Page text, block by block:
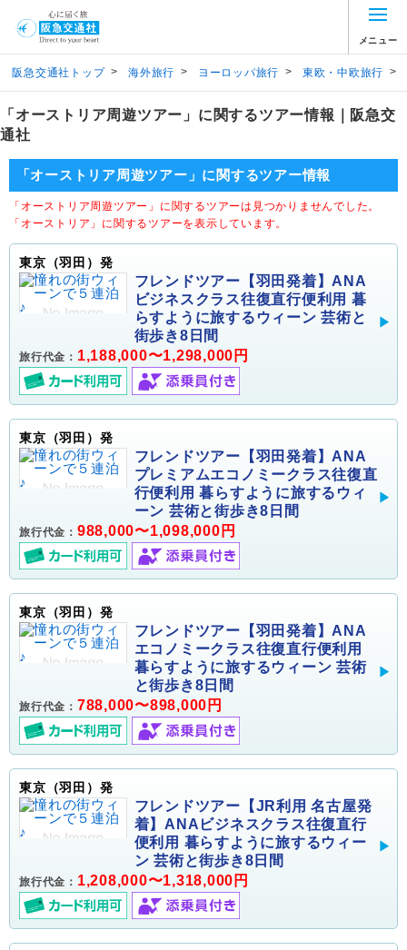
メニュー
阪急交通社トップ > 海外旅行 > ヨーロッパ旅行 > 東欧・中欧旅行 >
「オーストリア周遊ツアー」に関するツアー情報｜阪急交
通社
「オーストリア周遊ツアー」に関するツアー情報
「オーストリア周遊ツアー」に関するツアーは見つかりませんでした。
「オーストリア」に関するツアーを表示しています。
東京（羽田）発
フレンドツアー【羽田発着】ANA
ビジネスクラス往復直行便利用 暮
らすように旅するウィーン 芸術と
街歩き8日間
旅行代金： 1,188,000〜1,298,000円
東京（羽田）発
フレンドツアー【羽田発着】ANA
プレミアムエコノミークラス往復直
行便利用 暮らすように旅するウィ
ーン 芸術と街歩き8日間
旅行代金： 988,000〜1,098,000円
東京（羽田）発
フレンドツアー【羽田発着】ANA
エコノミークラス往復直行便利用
暮らすように旅するウィーン 芸術
と街歩き8日間
旅行代金： 788,000〜898,000円
東京（羽田）発
フレンドツアー【JR利用 名古屋発
着】ANAビジネスクラス往復直行
便利用 暮らすように旅するウィー
ン 芸術と街歩き8日間
旅行代金： 1,208,000〜1,318,000円